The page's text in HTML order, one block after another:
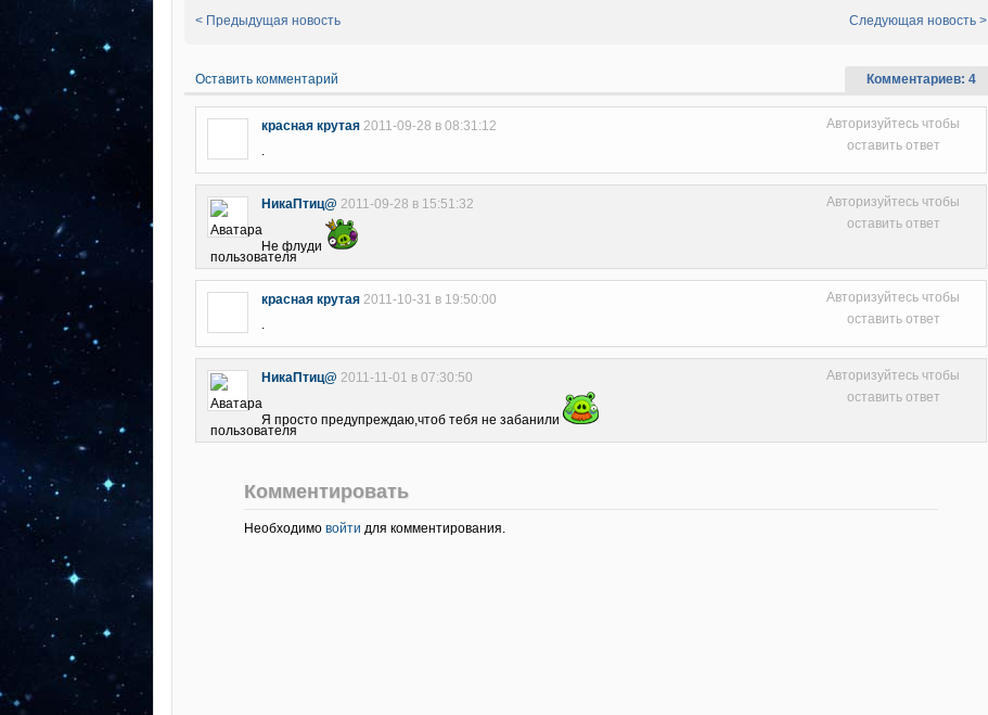
< Предыдущая новость Следующая новость >
Комментариев: 4
Оставить комментарий
красная крутая 2011-09-28 в 08:31:12
.
Авторизуйтесь чтобы
оставить ответ
НикаПтиц@ 2011-09-28 в 15:51:32
Не флуди
Авторизуйтесь чтобы
оставить ответ
красная крутая 2011-10-31 в 19:50:00
.
Авторизуйтесь чтобы
оставить ответ
НикаПтиц@ 2011-11-01 в 07:30:50
Я просто предупреждаю,чтоб тебя не забанили
Авторизуйтесь чтобы
оставить ответ
Комментировать
Необходимо войти для комментирования.